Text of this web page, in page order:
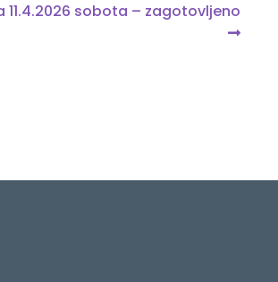
11.4.2026 sobota – zagotovljeno